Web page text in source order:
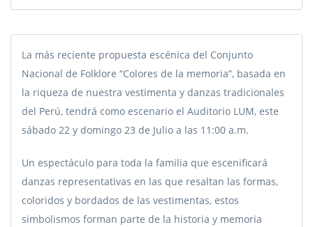
La más reciente propuesta escénica del Conjunto
Nacional de Folklore “Colores de la memoria”, basada en
la riqueza de nuestra vestimenta y danzas tradicionales
del Perú, tendrá como escenario el Auditorio LUM, este
sábado 22 y domingo 23 de Julio a las 11:00 a.m.
Un espectáculo para toda la familia que escenificará
danzas representativas en las que resaltan las formas,
coloridos y bordados de las vestimentas, estos
simbolismos forman parte de la historia y memoria